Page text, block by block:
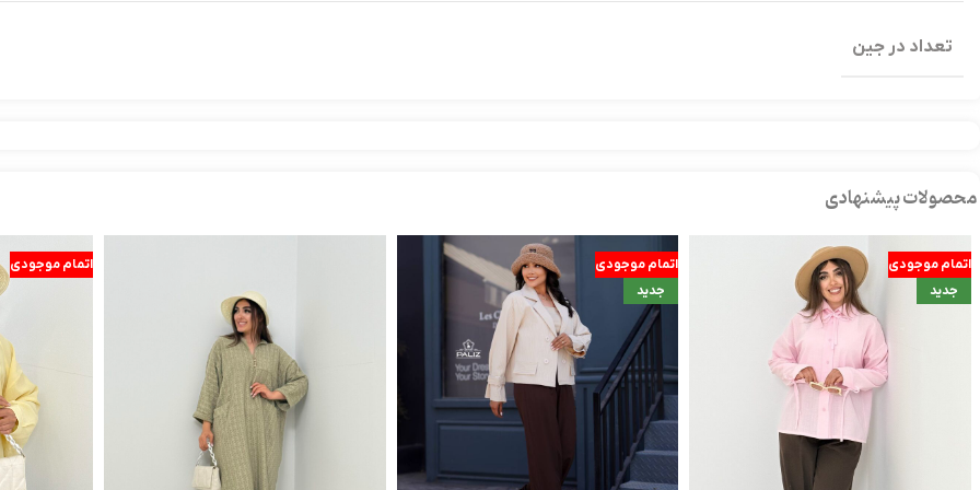
تعداد در جین
محصولات پیشنهادی
اتمام موجودی
جدید
اتمام موجودی
جدید
اتمام موجودی